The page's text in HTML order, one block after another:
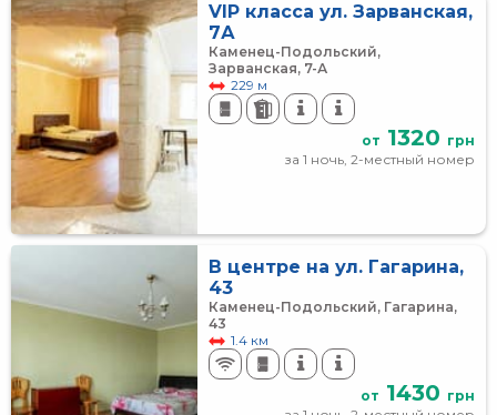
VIP класса ул. Зарванская,
7А
Каменец-Подольский,
Зарванская, 7-А
229 м
от 1320 грн
за 1 ночь, 2-местный номер
В центре на ул. Гагарина,
43
Каменец-Подольский, Гагарина,
43
1.4 км
от 1430 грн